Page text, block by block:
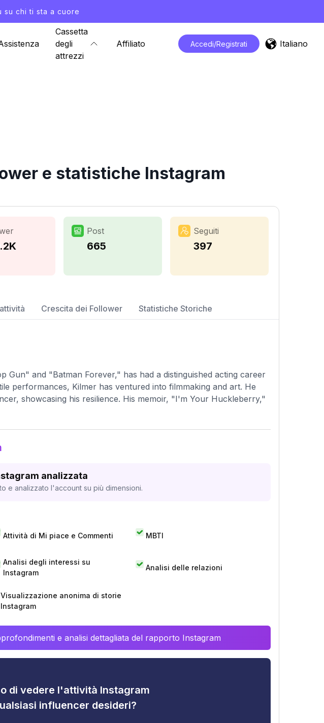
su chi ti sta a cuore
Cassetta
degli
attrezzi
Affiliato Accedi/Registrati Italiano
e statistiche Instagram
Post
665
Seguiti
397
Crescita dei Follower Statistiche Storiche
Gun" and "Batman Forever," has had a distinguished acting career
performances, Kilmer has ventured into filmmaking and art. He
showcasing his resilience. His memoir, "I'm Your Huckleberry,"
analizzata
e analizzato l'account su più dimensioni.
Attività di Mi piace e Commenti MBTI
Analisi degli interessi su
Instagram
Analisi delle relazioni
Visualizzazione anonima di storie
Instagram
e analisi dettagliata del rapporto Instagram
di vedere l'attività Instagram
influencer desideri?